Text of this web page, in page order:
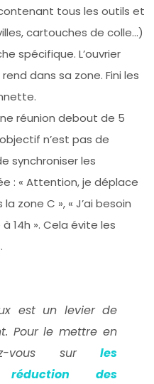
tous les outils et
cartouches de colle…)
spécifique. L’ouvrier
dans sa zone. Fini les
réunion debout de 5
n’est pas de
synchroniser les
: « Attention, je déplace
zone C », « J’ai besoin
14h ». Cela évite les
est un levier de
Pour le mettre en
vous sur les
des